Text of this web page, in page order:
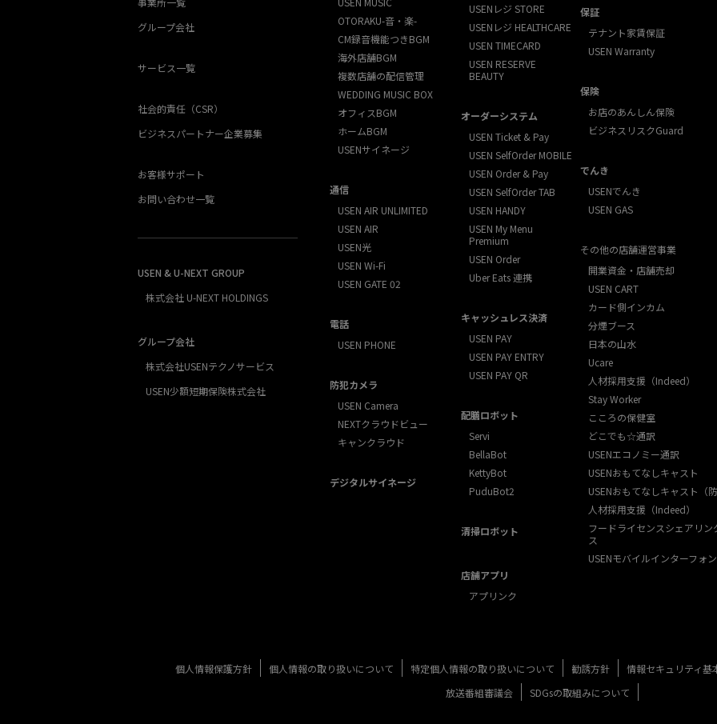
グループ会社
サービス一覧
社会的責任（CSR）
ビジネスパートナー企業募集
お客様サポート
お問い合わせ一覧
USEN & U-NEXT GROUP
株式会社 U-NEXT HOLDINGS
グループ会社
株式会社USENテクノサービス
USEN少額短期保険株式会社
OTORAKU-音・楽-
CM録音機能つきBGM
海外店舗BGM
複数店舗の配信管理
WEDDING MUSIC BOX
オフィスBGM
ホームBGM
USENサイネージ
通信
USEN AIR UNLIMITED
USEN AIR
USEN光
USEN Wi-Fi
USEN GATE 02
電話
USEN PHONE
防犯カメラ
USEN Camera
NEXTクラウドビュー
キャンクラウド
デジタルサイネージ
USENレジ STORE
USENレジ HEALTHCARE
USEN TIMECARD
USEN RESERVE
BEAUTY
オーダーシステム
USEN Ticket & Pay
USEN SelfOrder MOBILE
USEN Order & Pay
USEN SelfOrder TAB
USEN HANDY
USEN My Menu
Premium
USEN Order
Uber Eats 連携
キャッシュレス決済
USEN PAY
USEN PAY ENTRY
USEN PAY QR
配膳ロボット
Servi
BellaBot
KettyBot
PuduBot2
清掃ロボット
店舗アプリ
アプリンク
保証
テナント家賃保証
USEN Warranty
保険
お店のあんしん保険
ビジネスリスクGuard
でんき
USENでんき
USEN GAS
その他の店舗運営事業
開業資金・店舗売却
USEN CART
カード側インカム
分煙ブース
日本の山水
Ucare
人材採用支援（Indeed）
Stay Worker
こころの保健室
どこでも☆通訳
USENエコノミー通訳
USENおもてなしキャスト
USENおもてなしキャスト（
人材採用支援（Indeed）
フードライセンスシェアリン
ス
USENモバイルインターフォン
個人情報保護方針 個人情報の取り扱いについて 特定個人情報の取り扱いについて 勧誘方針
情報セキュリティ基
放送番組審議会
SDGsの取組みについて